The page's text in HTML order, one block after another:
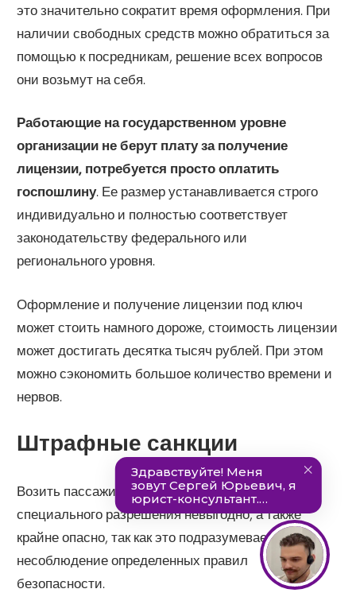
это значительно сократит время оформления. При
наличии свободных средств можно обратиться за
помощью к посредникам, решение всех вопросов
они возьмут на себя.
Работающие на государственном уровне
организации не берут плату за получение
лицензии, потребуется просто оплатить
госпошлину. Ее размер устанавливается строго
индивидуально и полностью соответствует
законодательству федерального или
регионального уровня.
Оформление и получение лицензии под ключ
может стоить намного дороже, стоимость лицензии
может достигать десятка тысяч рублей. При этом
можно сэкономить большое количество времени и
нервов.
Штрафные санкции
Возить пассажиров без наличия на руках
специального разрешения невыгодно, а также
крайне опасно, так как это подразумевает
несоблюдение определенных правил
безопасности.